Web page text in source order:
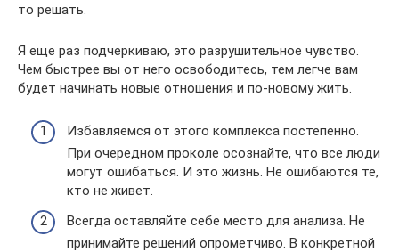
то решать.
Я еще раз подчеркиваю, это разрушительное чувство.
Чем быстрее вы от него освободитесь, тем легче вам
будет начинать новые отношения и по-новому жить.
Избавляемся от этого комплекса постепенно.
При очередном проколе осознайте, что все люди
могут ошибаться. И это жизнь. Не ошибаются те,
кто не живет.
Всегда оставляйте себе место для анализа. Не
принимайте решений опрометчиво. В конкретной